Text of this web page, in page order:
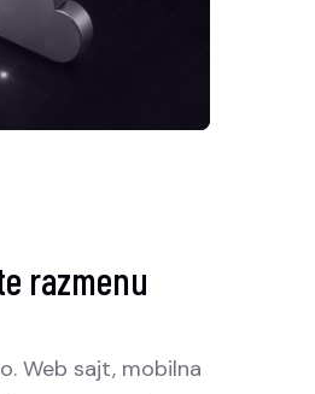
razmenu
Web sajt, mobilna